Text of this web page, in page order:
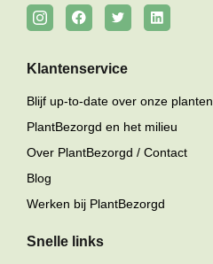
Klantenservice
Blijf up-to-date over onze planten
PlantBezorgd en het milieu
Over PlantBezorgd / Contact
Blog
Werken bij PlantBezorgd
Snelle links